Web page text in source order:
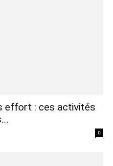
effort : ces activités
0